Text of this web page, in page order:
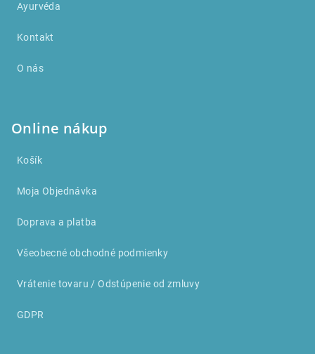
Ayurvéda
Kontakt
O nás
Online nákup
Košík
Moja Objednávka
Doprava a platba
Všeobecné obchodné podmienky
Vrátenie tovaru / Odstúpenie od zmluvy
GDPR